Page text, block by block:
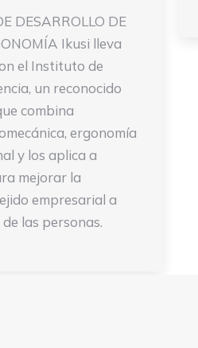
DESARROLLO DE
Ikusi lleva
el Instituto de
un reconocido
combina
ergonomía
y los aplica a
mejorar la
empresarial a
las personas.